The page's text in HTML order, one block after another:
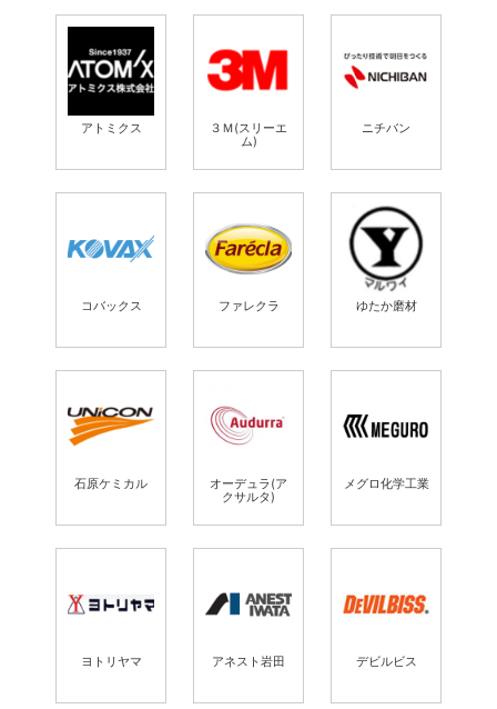
アトミクス
３Ｍ(スリーエ
ム)
ニチバン
コバックス ファレクラ ゆたか磨材
石原ケミカル
オーデュラ(ア
クサルタ)
メグロ化学工業
ヨトリヤマ アネスト岩田 デビルビス